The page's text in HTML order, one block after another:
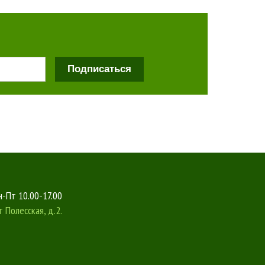
Подписаться
Пт 10.00-17.00
Полесская, д.2.